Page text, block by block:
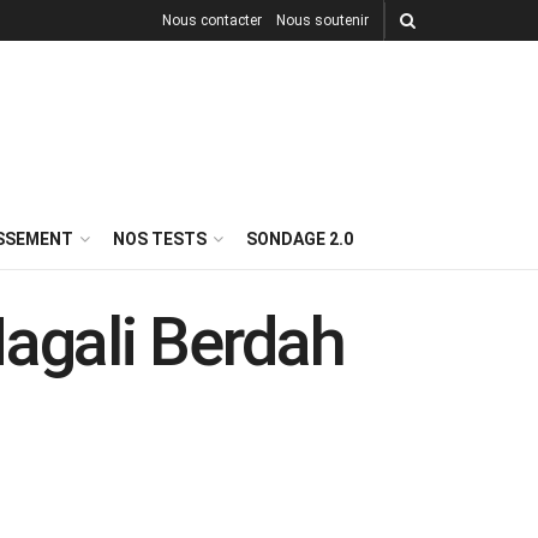
Nous contacter Nous soutenir
NOS TESTS SONDAGE 2.0
Berdah